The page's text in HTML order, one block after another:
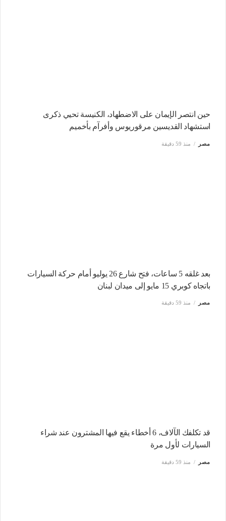
حين انتصر الإيمان على الاضطهاد، الكنيسة تحيي ذكرى
استشهاد القديسين مرقوريوس وأفرآم بأخميم
مصر منذ 59 دقيقة
بعد غلقه 5 ساعات، فتح شارع 26 يوليو أمام حركة السيارات
باتجاه كوبري 15 مايو إلى ميدان لبنان
مصر منذ 59 دقيقة
قد تكلفك الآلاف، 6 أخطاء يقع فيها المشترون عند شراء
السيارات لأول مرة
مصر منذ 59 دقيقة